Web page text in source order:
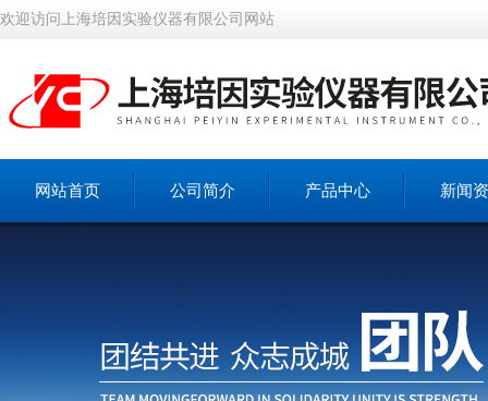
欢迎访问上海培因实验仪器有限公司网站
网站首页 公司简介 产品中心 新闻